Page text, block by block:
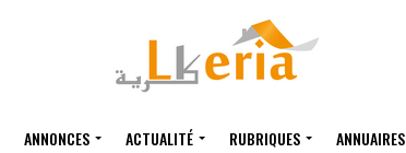
ANNONCES ACTUALITÉ RUBRIQUES ANNUAIRES